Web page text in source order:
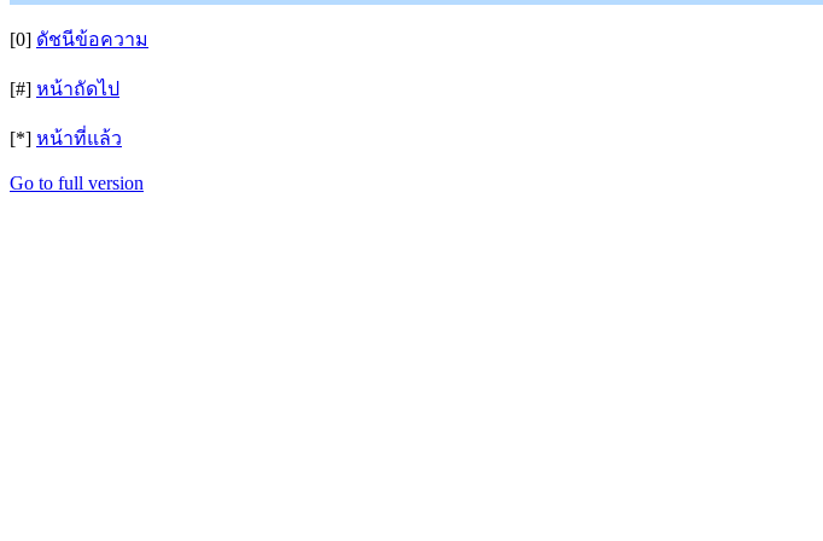
[0] ดัชนีข้อความ
[#] หน้าถัดไป
[*] หน้าที่แล้ว
Go to full version